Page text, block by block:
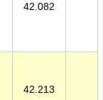
42.082
42.213